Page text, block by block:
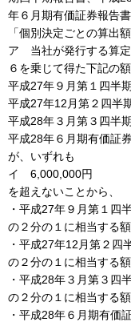
年６月期有価証券報告
「個別決定ごとの算出
ア 当社が発行する算
６を乗じて得た下記の額
平成27年９月第１四
平成27年12月第２四
平成28年３月第３四
平成28年６月期有
が、いずれも
イ 6,000,000円
を超えないことから、
・平成27年９月第１四
の２分の１に相当する
・平成27年12月第２四
の２分の１に相当する
・平成28年３月第３四
の２分の１に相当する
・平成28年６月期有価